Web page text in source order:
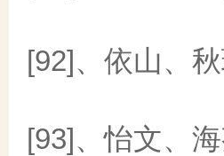
[92]、依山、
[93]、怡文、